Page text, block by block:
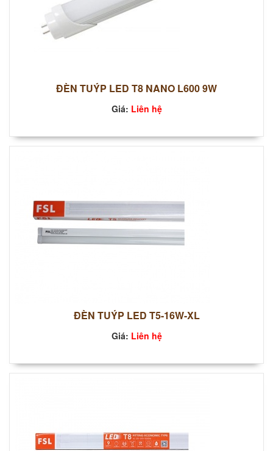
ĐÈN TUÝP LED T8 NANO L600 9W
Giá: Liên hệ
ĐÈN TUÝP LED T5-16W-XL
Giá: Liên hệ